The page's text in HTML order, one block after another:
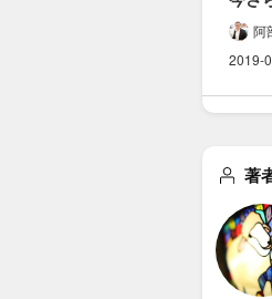
小切
こと
簡潔
まと
阿
2019-
著